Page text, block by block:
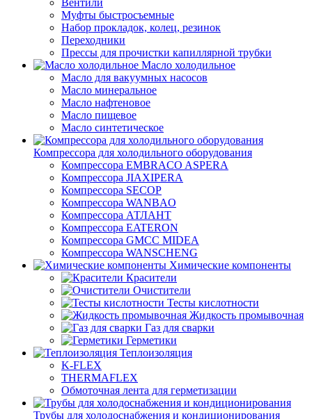
Вентили
Муфты быстросъемные
Набор прокладок, колец, резинок
Переходники
Прессы для прочистки капиллярной трубки
Масло холодильное
Масло для вакуумных насосов
Масло минеральное
Масло нафтеновое
Масло пищевое
Масло синтетическое
Компрессора для холодильного оборудования
Компрессора EMBRACO ASPERA
Компрессора JIAXIPERA
Компрессора SECOP
Компрессора WANBAO
Компрессора АТЛАНТ
Компрессора EATERON
Компрессора GMCC MIDEA
Компрессора WANSCHENG
Химические компоненты
Красители
Очистители
Тесты кислотности
Жидкость промывочная
Газ для сварки
Герметики
Теплоизоляция
K-FLEX
THERMAFLEX
Обмоточная лента для герметизации
Трубы для холодоснабжения и кондиционирования